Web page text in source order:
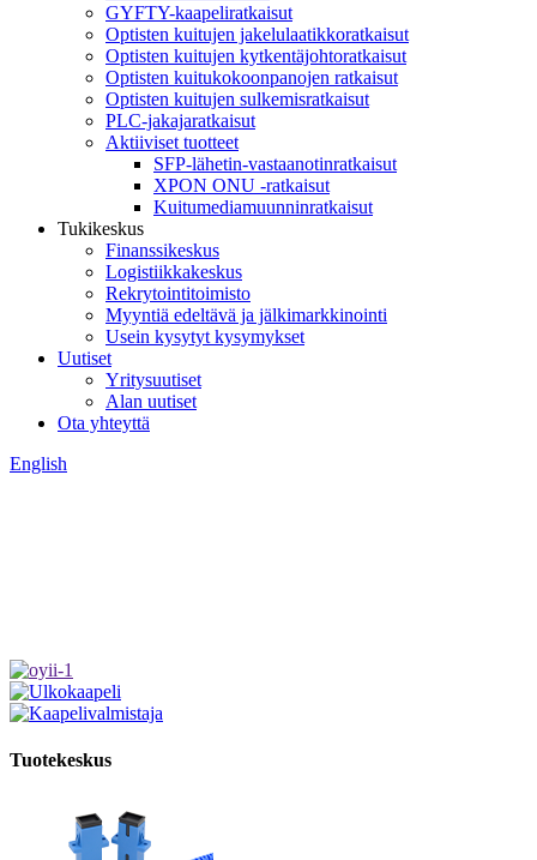
GYFTY-kaapeliratkaisut
Optisten kuitujen jakelulaatikkoratkaisut
Optisten kuitujen kytkentäjohtoratkaisut
Optisten kuitukokoonpanojen ratkaisut
Optisten kuitujen sulkemisratkaisut
PLC-jakajaratkaisut
Aktiiviset tuotteet
SFP-lähetin-vastaanotinratkaisut
XPON ONU -ratkaisut
Kuitumediamuunninratkaisut
Tukikeskus
Finanssikeskus
Logistiikkakeskus
Rekrytointitoimisto
Myyntiä edeltävä ja jälkimarkkinointi
Usein kysytyt kysymykset
Uutiset
Yritysuutiset
Alan uutiset
Ota yhteyttä
English
Tuotekeskus